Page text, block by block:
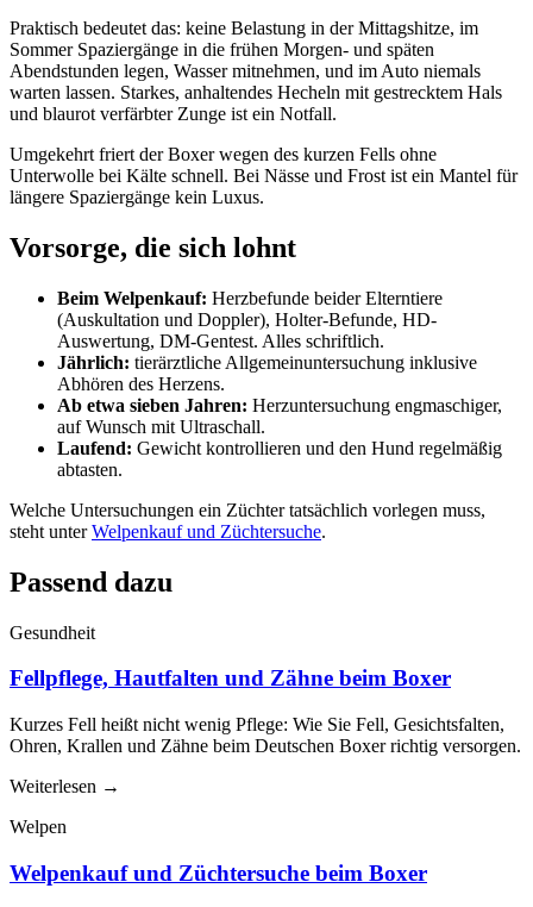
Praktisch bedeutet das: keine Belastung in der Mittagshitze, im
Sommer Spaziergänge in die frühen Morgen- und späten
Abendstunden legen, Wasser mitnehmen, und im Auto niemals
warten lassen. Starkes, anhaltendes Hecheln mit gestrecktem Hals
und blaurot verfärbter Zunge ist ein Notfall.
Umgekehrt friert der Boxer wegen des kurzen Fells ohne
Unterwolle bei Kälte schnell. Bei Nässe und Frost ist ein Mantel für
längere Spaziergänge kein Luxus.
Vorsorge, die sich lohnt
Beim Welpenkauf: Herzbefunde beider Elterntiere
(Auskultation und Doppler), Holter-Befunde, HD-
Auswertung, DM-Gentest. Alles schriftlich.
Jährlich: tierärztliche Allgemeinuntersuchung inklusive
Abhören des Herzens.
Ab etwa sieben Jahren: Herzuntersuchung engmaschiger,
auf Wunsch mit Ultraschall.
Laufend: Gewicht kontrollieren und den Hund regelmäßig
abtasten.
Welche Untersuchungen ein Züchter tatsächlich vorlegen muss,
steht unterWelpenkauf und Züchtersuche.
Passend dazu
Gesundheit
Fellpflege, Hautfalten und Zähne beim Boxer
Kurzes Fell heißt nicht wenig Pflege: Wie Sie Fell, Gesichtsfalten,
Ohren, Krallen und Zähne beim Deutschen Boxer richtig versorgen.
Weiterlesen →
Welpen
Welpenkauf und Züchtersuche beim Boxer